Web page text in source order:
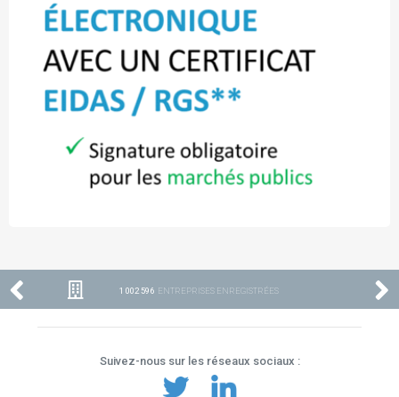
1 002 596 ENTREPRISES ENREGISTRÉES
Suivez-nous sur les réseaux sociaux :